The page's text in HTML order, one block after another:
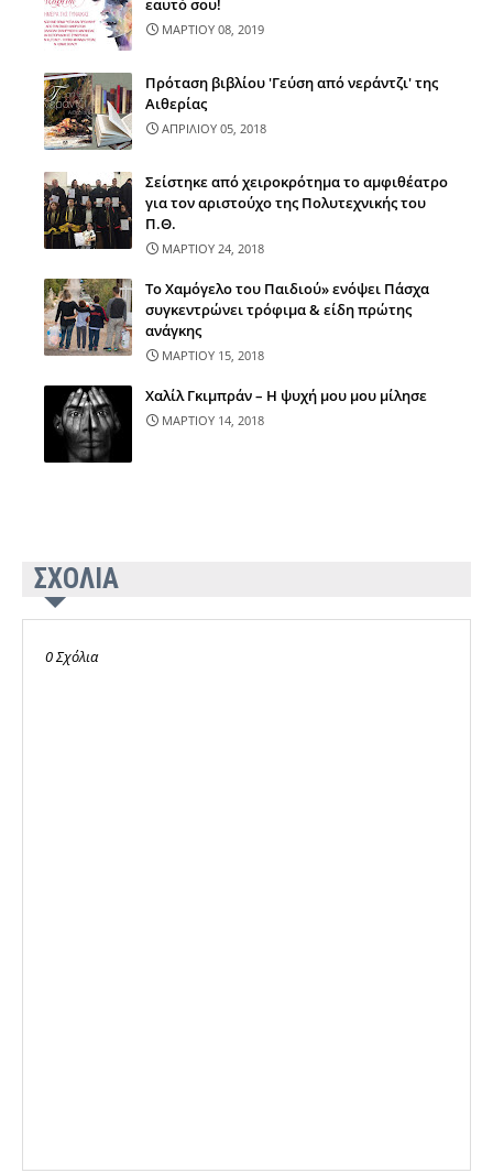
εαυτό σου!
ΜΑΡΤΙΟΥ 08, 2019
Πρόταση βιβλίου 'Γεύση από νεράντζι' της
Αιθερίας
ΑΠΡΙΛΙΟΥ 05, 2018
Σείστηκε από χειροκρότημα το αμφιθέατρο
για τον αριστούχο της Πολυτεχνικής του
Π.Θ.
ΜΑΡΤΙΟΥ 24, 2018
Το Χαμόγελο του Παιδιού» ενόψει Πάσχα
συγκεντρώνει τρόφιμα & είδη πρώτης
ανάγκης
ΜΑΡΤΙΟΥ 15, 2018
Χαλίλ Γκιμπράν – Η ψυχή μου μου μίλησε
ΜΑΡΤΙΟΥ 14, 2018
ΣΧΟΛΙΑ
0 Σχόλια